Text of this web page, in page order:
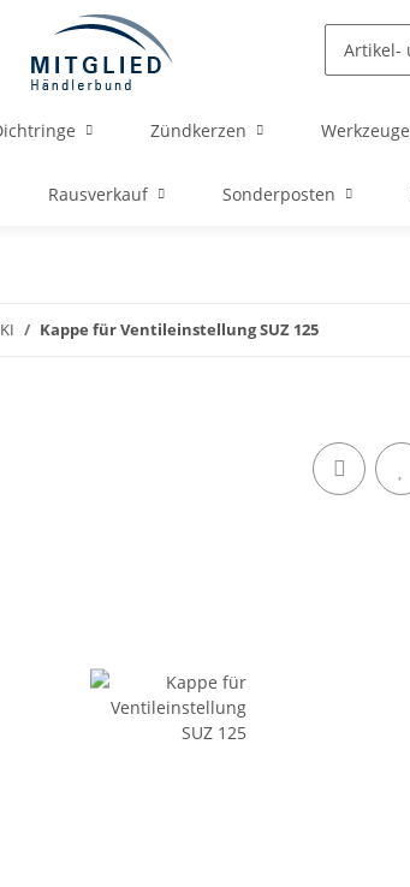
Zündkerzen Werkzeuge
Rausverkauf Sonderposten
Kappe für Ventileinstellung SUZ 125